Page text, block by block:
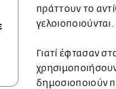
πράττουν το
γελοιοποιούνται.
Γιατί έφτασαν
δημοσιοποιούν